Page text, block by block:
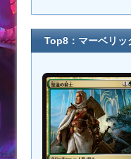
Top8：マーベリ